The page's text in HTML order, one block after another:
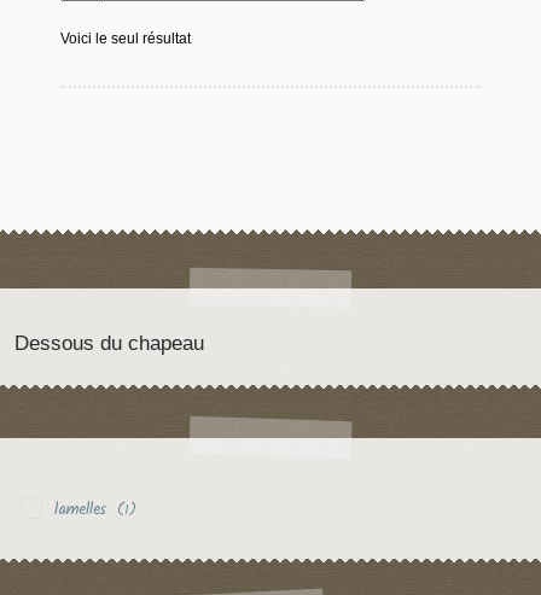
Voici le seul résultat
Dessous du chapeau
lamelles (1)